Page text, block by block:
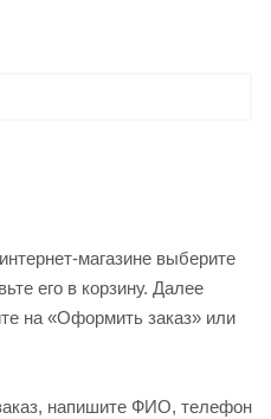
магазине выберите
его в корзину. Далее
на «Оформить заказ» или
напишите ФИО, телефон